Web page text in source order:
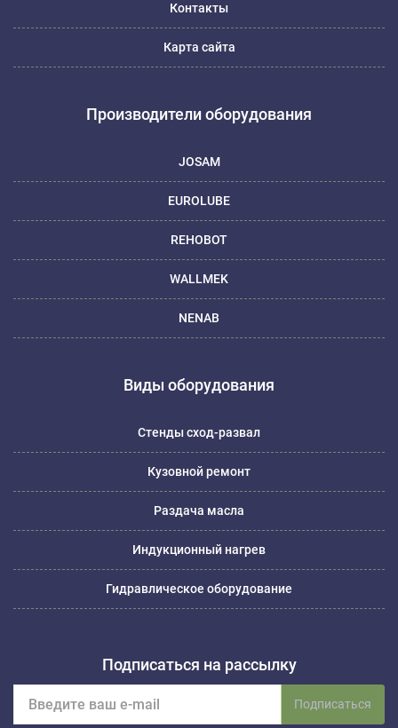
Контакты
Карта сайта
Производители оборудования
JOSAM
EUROLUBE
REHOBOT
WALLMEK
NENAB
Виды оборудования
Стенды сход-развал
Кузовной ремонт
Раздача масла
Индукционный нагрев
Гидравлическое оборудование
Подписаться на рассылку
Подписаться